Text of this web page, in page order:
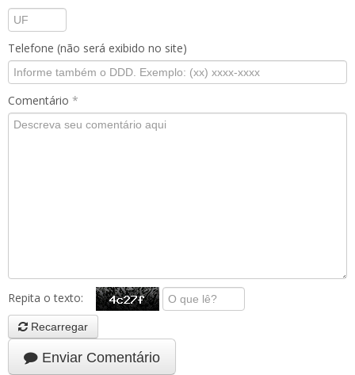
Telefone (não será exibido no site)
Comentário *
Repita o texto:
Recarregar
Enviar Comentário